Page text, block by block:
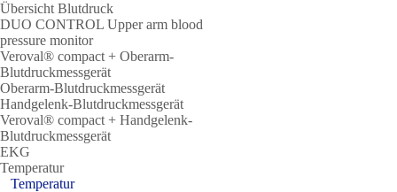
Übersicht Blutdruck
DUO CONTROL Upper arm blood
pressure monitor
Veroval® compact + Oberarm-
Blutdruckmessgerät
Oberarm-Blutdruckmessgerät
Handgelenk-Blutdruckmessgerät
Veroval® compact + Handgelenk-
Blutdruckmessgerät
EKG
Temperatur
Temperatur